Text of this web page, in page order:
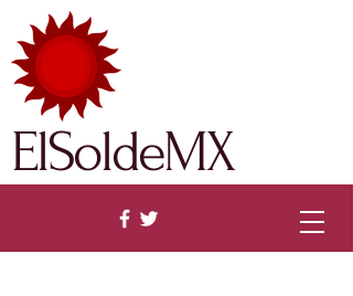
ElSoldeMX